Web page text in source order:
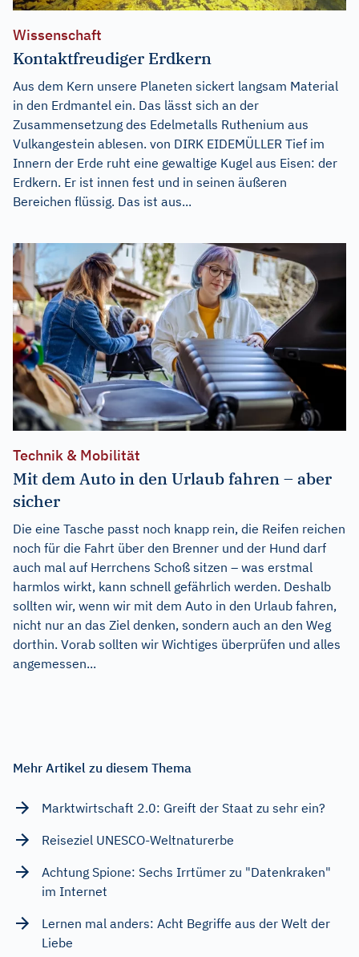
Wissenschaft
Kontaktfreudiger Erdkern
Aus dem Kern unsere Planeten sickert langsam Material
in den Erdmantel ein. Das lässt sich an der
Zusammensetzung des Edelmetalls Ruthenium aus
Vulkangestein ablesen. von DIRK EIDEMÜLLER Tief im
Innern der Erde ruht eine gewaltige Kugel aus Eisen: der
Erdkern. Er ist innen fest und in seinen äußeren
Bereichen flüssig. Das ist aus...
Technik & Mobilität
Mit dem Auto in den Urlaub fahren – aber
sicher
Die eine Tasche passt noch knapp rein, die Reifen reichen
noch für die Fahrt über den Brenner und der Hund darf
auch mal auf Herrchens Schoß sitzen – was erstmal
harmlos wirkt, kann schnell gefährlich werden. Deshalb
sollten wir, wenn wir mit dem Auto in den Urlaub fahren,
nicht nur an das Ziel denken, sondern auch an den Weg
dorthin. Vorab sollten wir Wichtiges überprüfen und alles
angemessen...
Mehr Artikel zu diesem Thema
Marktwirtschaft 2.0: Greift der Staat zu sehr ein?
Reiseziel UNESCO-Weltnaturerbe
Achtung Spione: Sechs Irrtümer zu "Datenkraken"
im Internet
Lernen mal anders: Acht Begriffe aus der Welt der
Liebe